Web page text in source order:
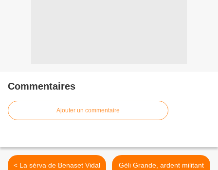
Commentaires
Ajouter un commentaire
< La sèrva de Benaset Vidal
Gèli Grande, ardent militant